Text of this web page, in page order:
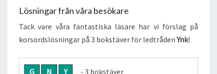
Lösningar från våra besökare
Tack vare våra fantastiska läsare har vi förslag på
korsordslösningar på 3 bokstäver för ledtrådenYnk!
G N Y
- 3 bokstäver